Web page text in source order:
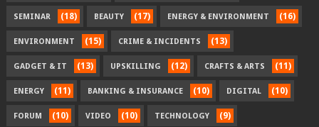
SEMINAR (18) BEAUTY (17) ENERGY & ENVIRONMENT (16)
ENVIRONMENT (15) CRIME & INCIDENTS (13)
GADGET & IT (13) UPSKILLING (12) CRAFTS & ARTS (11)
ENERGY (11) BANKING & INSURANCE (10) DIGITAL (10)
FORUM (10) VIDEO (10) TECHNOLOGY (9)